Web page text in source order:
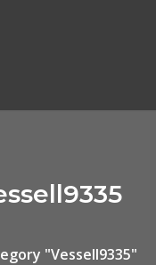
"Vessell9335"